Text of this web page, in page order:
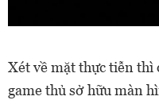
Xét về mặt thực tiễn
game thủ sở hữu màn